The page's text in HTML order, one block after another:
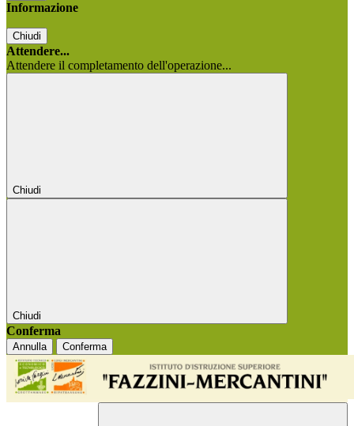
Informazione
Chiudi
Attendere...
Attendere il completamento dell'operazione...
Chiudi
Chiudi
Conferma
Annulla Conferma